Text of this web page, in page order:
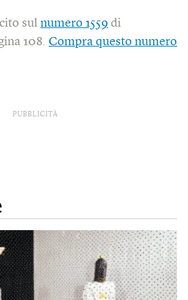
sul numero 1559 di
108. Compra questo numero
PUBBLICITÀ